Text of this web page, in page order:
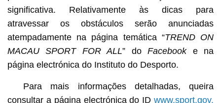
significativa. Relativamente às dicas para
atravessar os obstáculos serão anunciadas
atempadamente na página temática “TREND ON
MACAU SPORT FOR ALL” doFacebooke na
página electrónica do Instituto do Desporto.
Para mais informações detalhadas, queira
consultar a página electrónica do IDwww.sport.gov.